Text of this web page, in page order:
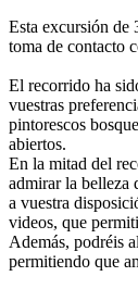
Esta excursión de
toma de contacto
El recorrido ha
vuestras
pintorescos
abiertos.
En la mitad del
admirar la belleza
a vuestra
videos, que
Además, podréis
permitiendo que